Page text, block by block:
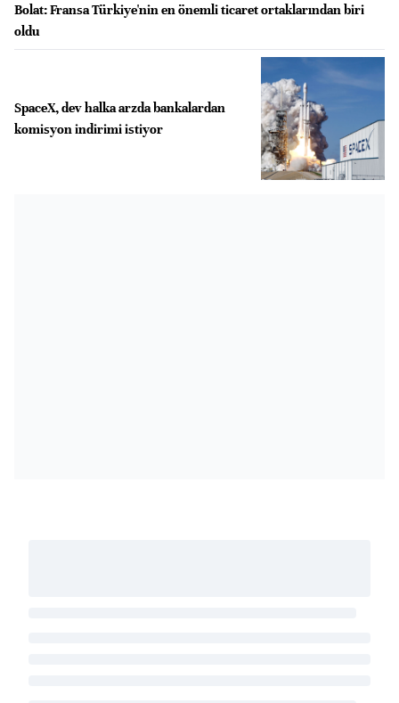
Bolat: Fransa Türkiye'nin en önemli ticaret ortaklarından biri
oldu
SpaceX, dev halka arzda bankalardan
komisyon indirimi istiyor